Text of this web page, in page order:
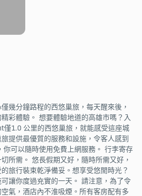
幾分鐘路程的西悠巢旅，每天醒來後，
彩體驗。 想要體驗地道的高雄市嗎？入
僅1.0 公里的西悠巢旅，就能感受這座城
提供最優質的服務和設施，令客人感到
可以隨時使用免費上網服務。 行李寄存
所需。 悠長假期又好，隨時所需又好，
旅行裝束乾淨備妥。想享受悠閒時光？
讓你度過充實的一天。 請注意，為了令
氣，酒店內不淮吸煙。所有客房配有多